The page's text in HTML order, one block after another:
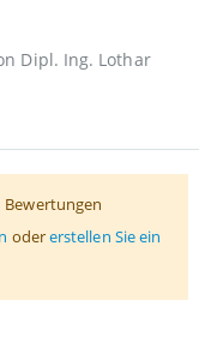
Dipl. Ing. Lothar
odererstellen Sie ein